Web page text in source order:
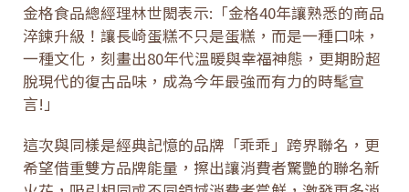
金格食品總經理林世閎表示:「金格40年讓熟悉的商品
淬鍊升級！讓長崎蛋糕不只是蛋糕，而是一種口味，
一種文化，刻畫出80年代溫暖與幸福神態，更期盼超
脫現代的復古品味，成為今年最強而有力的時髦宣
言!」
這次與同樣是經典記憶的品牌「乖乖」跨界聯名，更
希望借重雙方品牌能量，擦出讓消費者驚艷的聯名新